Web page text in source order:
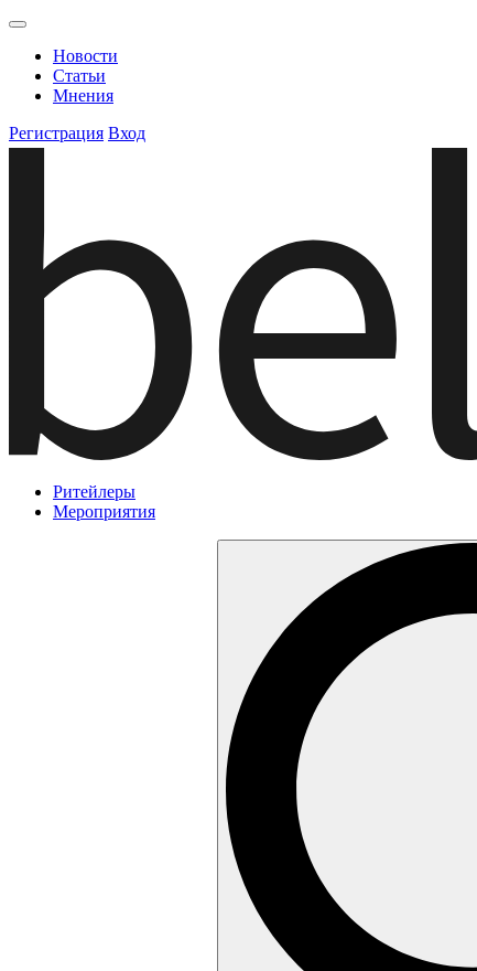
Новости
Статьи
Мнения
Регистрация Вход
Ритейлеры
Мероприятия